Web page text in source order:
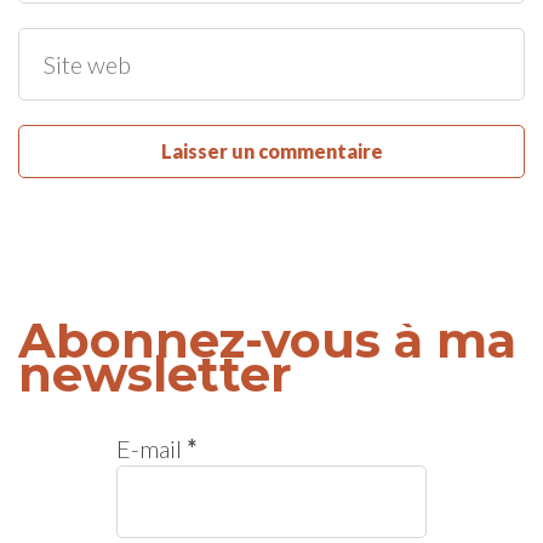
Abonnez-vous à ma
newsletter
E-mail *